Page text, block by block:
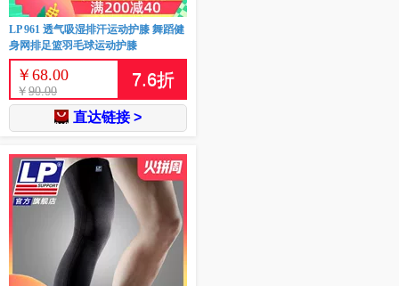
LP 961 透气吸湿排汗运动护膝 舞蹈健
身网排足篮羽毛球运动护膝
￥ 68.00
￥ 90.00
7.6折
直达链接 >